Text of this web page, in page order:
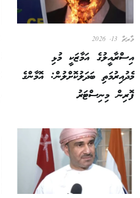
މާރޗް 13, 2026
އިސްރާއީލުގެ އަމާޒަކީ މުޅި
މެދުއިރުމަތި ބަދަލުކޮށްލުން: އޮމާންގެ
ފޮރިން މިނިސްޓަރު